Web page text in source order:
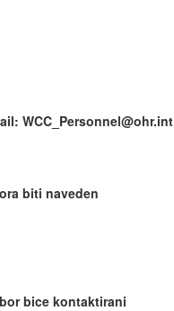
WCC_Personnel@ohr.int
biti naveden
bice kontaktirani